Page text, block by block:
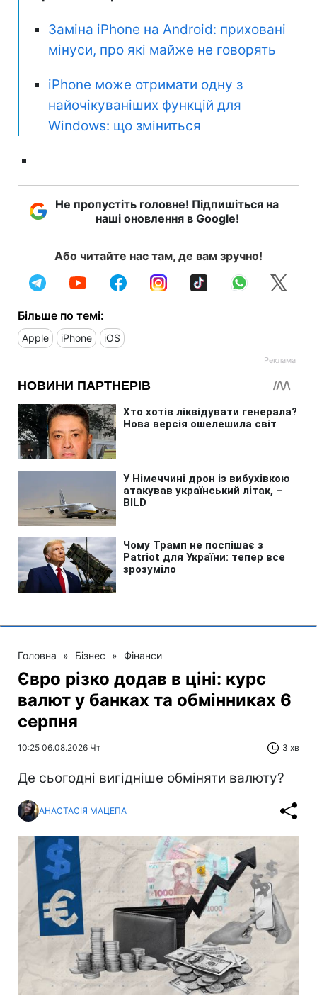
Заміна iPhone на Android: приховані
мінуси, про які майже не говорять
iPhone може отримати одну з
найочікуваніших функцій для
Windows: що зміниться
Не пропустіть головне! Підпишіться на
наші оновлення в Google!
Або читайте нас там, де вам зручно!
Більше по темі:
Apple iPhone iOS
Головна » Бізнес » Фінанси
Євро різко додав в ціні: курс
валют у банках та обмінниках 6
серпня
10:25 06.08.2026 Чт 3 хв
Де сьогодні вигідніше обміняти валюту?
АНАСТАСІЯ МАЦЕПА